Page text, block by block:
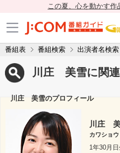
この夏、心を動かす作
番組表 番組検索 出演者名検索
川庄 美雪に関
川庄 美雪のプロフィール
川庄
カワショ
1年30月